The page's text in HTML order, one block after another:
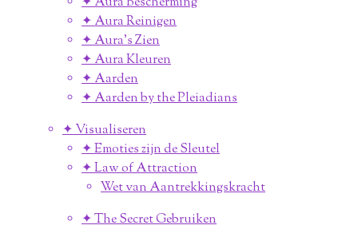
✦ Aura Reinigen
✦ Aura's Zien
✦ Aura Kleuren
✦ Aarden
✦ Aarden by the Pleiadians
✦ Visualiseren
✦ Emoties zijn de Sleutel
✦ Law of Attraction
Wet van Aantrekkingskracht
✦ The Secret Gebruiken